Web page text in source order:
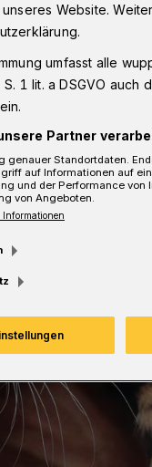
Katze
Website.
umfasst alle
1 lit. a DSGVO auch
Partner
genauer Standortdaten.
auf Informationen auf
und der Performance
von Angeboten.